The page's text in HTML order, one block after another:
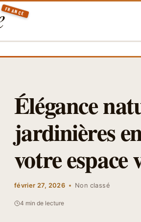
FRANCE
Élégance
jardinières
votre espace
février 27, 2026 Non classé
4 min de lecture